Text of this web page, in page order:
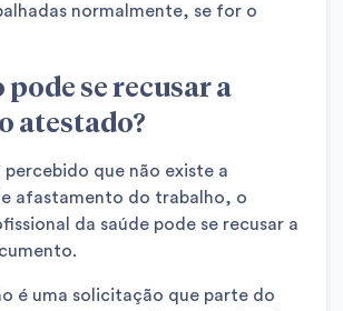
normalmente, se for o
pode se recusar a
atestado?
percebido que não existe a
afastamento do trabalho, o
da saúde pode se recusar a
é uma solicitação que parte do